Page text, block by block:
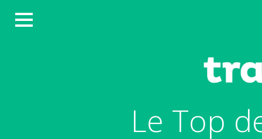
Le Top